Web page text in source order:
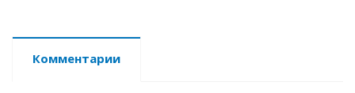
Комментарии